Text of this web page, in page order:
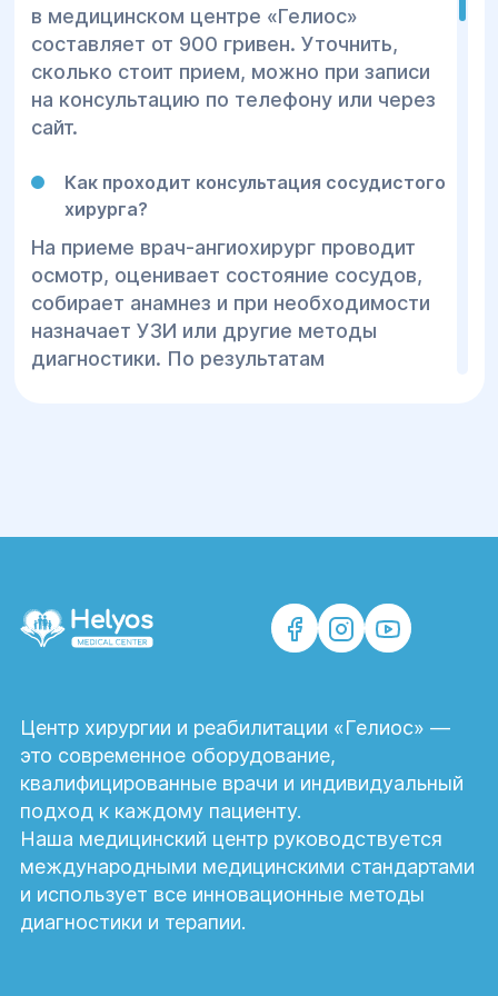
в медицинском центре «Гелиос»
составляет от 900 гривен. Уточнить,
сколько стоит прием, можно при записи
на консультацию по телефону или через
сайт.
Как проходит консультация сосудистого
хирурга?
На приеме врач-ангиохирург проводит
осмотр, оценивает состояние сосудов,
собирает анамнез и при необходимости
назначает УЗИ или другие методы
диагностики. По результатам
лечения варикоза: малоинвазивные
хирургические операции, эндовенозные
стадии заболевания и состояния
пациента.
Когда необходимо хирургическое
лечение тромбоза?
Операция при тромбозе показана в
случаях угрозы тромбоэмболии,
нарушения кровотока или отсутствия
Центр хирургии и реабилитации «Гелиос» —
это современное оборудование,
квалифицированные врачи и индивидуальный
подход к каждому пациенту.
Наша медицинский центр руководствуется
международными медицинскими стандартами
и использует все инновационные методы
диагностики и терапии.